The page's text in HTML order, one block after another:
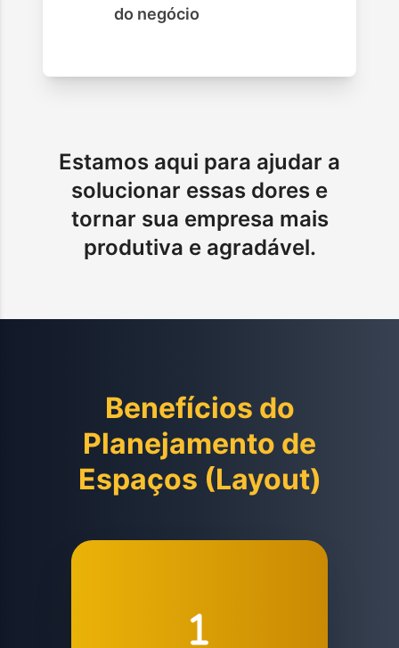
do negócio
Estamos aqui para ajudar a
solucionar essas dores e
tornar sua empresa mais
produtiva e agradável.
Benefícios do
Planejamento de
Espaços (Layout)